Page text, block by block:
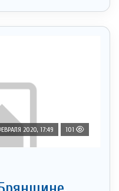
2020, 17:49 101